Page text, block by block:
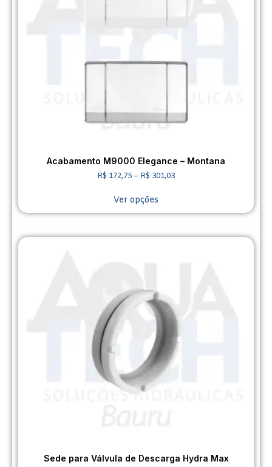
Acabamento M9000 Elegance – Montana
R$ 172,75 – R$ 301,03
Ver opções
Sede para Válvula de Descarga Hydra Max